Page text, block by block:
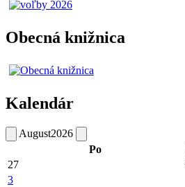
Obecná knižnica
Kalendár
August2026
Po
27
3